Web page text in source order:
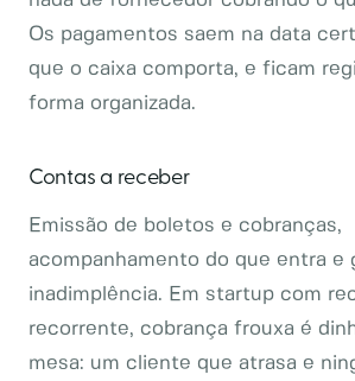
Os pagamentos saem na data
que o caixa comporta, e ficam
forma organizada.
Contas a receber
Emissão de boletos e cobranças,
acompanhamento do que entra e
inadimplência. Em startup com
recorrente, cobrança frouxa é
mesa: um cliente que atrasa e